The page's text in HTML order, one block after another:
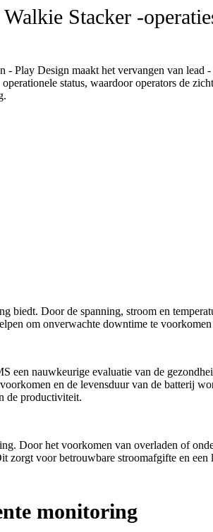
Stacker -
Play Design maakt het vervangen van lead
status, waardoor operators de
Door de spanning, stroom en
om onverwachte downtime te
een nauwkeurige evaluatie van de
en de levensduur van de batterij
de productiviteit.
Door het voorkomen van overladen of
zorgt voor betrouwbare stroomafgifte en
monitoring